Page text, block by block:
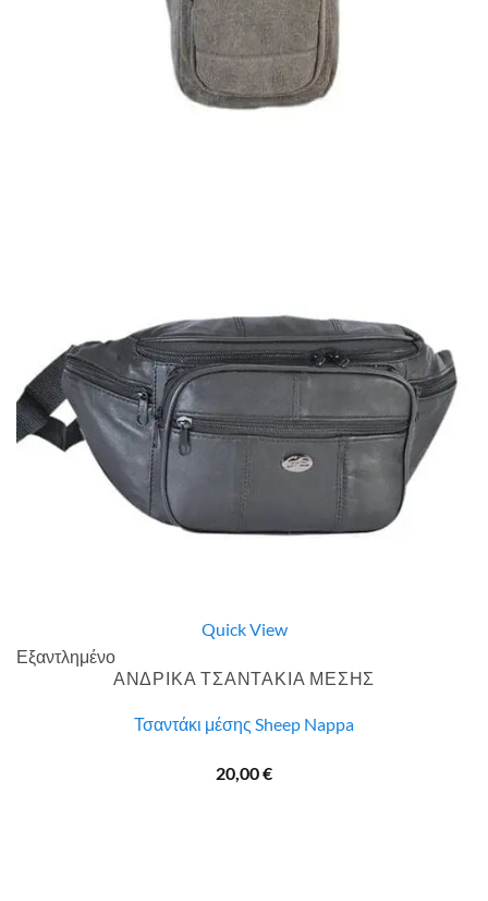
ΑΝΔΡΙΚΑ ΤΣΑΝΤΑΚΙΑ ΩΜΟΥ
Χιαστί τσαντάκι από καμβά
16,00€
Quick View
Εξαντλημένο
ΑΝΔΡΙΚΑ ΤΣΑΝΤΑΚΙΑ ΜΕΣΗΣ
Τσαντάκι μέσης Sheep Nappa
20,00€